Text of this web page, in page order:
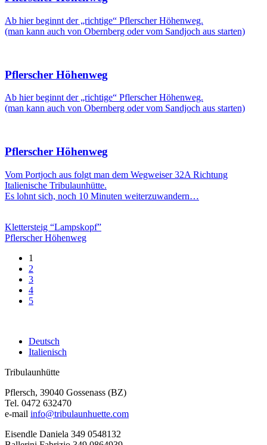
Ab hier beginnt der „richtige“ Pflerscher Höhenweg.
(man kann auch von Obernberg oder vom Sandjoch aus starten)
Pflerscher Höhenweg
Ab hier beginnt der „richtige“ Pflerscher Höhenweg.
(man kann auch von Obernberg oder vom Sandjoch aus starten)
Pflerscher Höhenweg
Vom Portjoch aus folgt man dem Wegweiser 32A Richtung
Italienische Tribulaunhütte.
Es lohnt sich, noch 10 Minuten weiterzuwandern…
Klettersteig “Lampskopf”
Pflerscher Höhenweg
1
2
3
4
5
Deutsch
Italienisch
Tribulaunhütte
Pflersch, 39040 Gossenass (BZ)
Tel. 0472 632470
e-mail info@tribulaunhuette.com
Eisendle Daniela 349 0548132